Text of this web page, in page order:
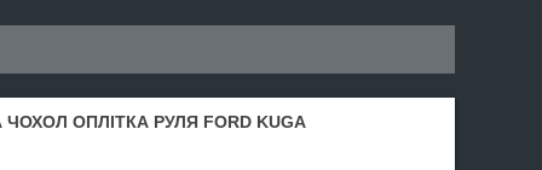
ОПЛІТКА РУЛЯ FORD KUGA